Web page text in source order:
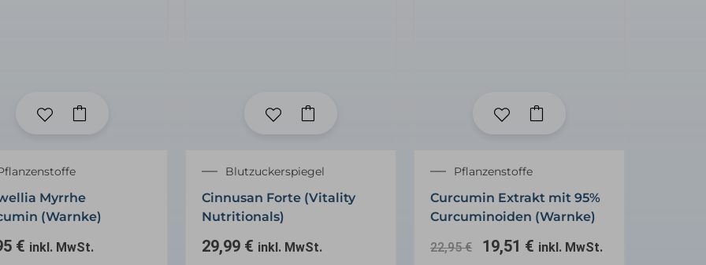
Myrrhe
(Warnke)
€ inkl. MwSt.
Blutzuckerspiegel
Cinnusan Forte (Vitality
Nutritionals)
29,99 € inkl. MwSt.
Pflanzenstoffe
Curcumin Extrakt mit 95%
Curcuminoiden (Warnke)
22,95€
Ursprünglicher
Preis
war:
22,95 €
19,51 €
Preis
ist:
19,51 €.
inkl. MwSt.